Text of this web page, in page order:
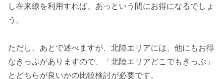
し在来線を利用すれば、あっという間にお得になるでしょ
う。
ただし、あとで述べますが、北陸エリアには、他にもお得
なきっぷがありますので、「北陸エリアどこでもきっぷ」
とどちらが良いかの比較検討が必要です。